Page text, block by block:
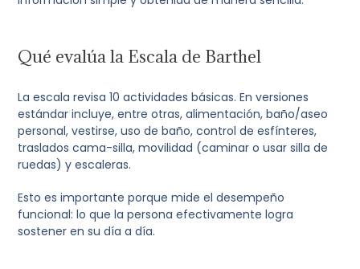
Qué evalúa la Escala de Barthel
La escala revisa 10 actividades básicas. En versiones
estándar incluye, entre otras, alimentación, baño/aseo
personal, vestirse, uso de baño, control de esfínteres,
traslados cama-silla, movilidad (caminar o usar silla de
ruedas) y escaleras.
Esto es importante porque mide el desempeño
funcional: lo que la persona efectivamente logra
sostener en su día a día.